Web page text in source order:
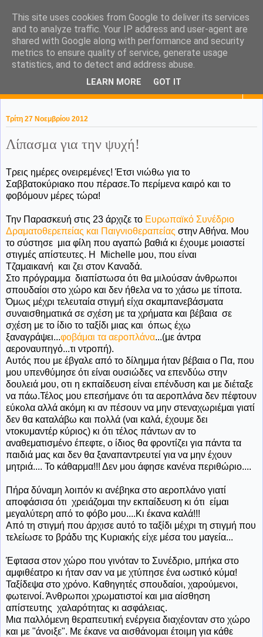
KaPa. Me without you...tea
without a biscuit!
Τρίτη 27 Νοεμβρίου 2012
Λίπασμα για την ψυχή!
Τρεις ημέρες ονειρεμένες! Έτσι νιώθω για το
Σαββατοκύριακο που πέρασε.Το περίμενα καιρό και το
φοβόμουν μέρες τώρα!
Την Παρασκευή στις 23 άρχιζε το Ευρωπαϊκό Συνέδριο
Δραματοθερεπείας και Παιγνιοθεραπείας στην Αθήνα. Μου
το σύστησε μια φίλη που αγαπώ βαθιά κι έχουμε μοιαστεί
στιγμές απίστευτες. Η Μichelle μου, που είναι
Τζαμαικανή και ζει στον Καναδά.
Στο πρόγραμμα διαπίστωσα ότι θα μιλούσαν άνθρωποι
σπουδαίοι στο χώρο και δεν ήθελα να το χάσω με τίποτα.
Όμως μέχρι τελευταία στιγμή είχα σκαμπανεβάσματα
συναισθηματικά σε σχέση με τα χρήματα και βέβαια σε
σχέση με το ίδιο το ταξίδι μιας και όπως έχω
ξαναγράψει...φοβάμαι τα αεροπλάνα...(με άντρα
αεροναυπηγό...τι ντροπή).
Αυτός που με έβγαλε από το δίλημμα ήταν βέβαια ο Πα, που
μου υπενθύμησε ότι είναι ουσιώδες να επενδύω στην
δουλειά μου, οτι η εκπαίδευση είναι επένδυση και με διέταξε
να πάω.Τέλος μου επεσήμανε ότι τα αεροπλάνα δεν πέφτουν
εύκολα αλλά ακόμη κι αν πέσουν να μην στεναχωριέμαι γιατί
δεν θα καταλάβω και πολλά (ναι καλά, έχουμε δει
ντοκυμαντέρ κύριος) κι ότι τέλος πάντων αν το
αναθεματισμένο έπεφτε, ο ίδιος θα φροντίζει για πάντα τα
παιδιά μας και δεν θα ξαναπαντρευτεί για να μην έχουν
μητριά.... Το κάθαρμα!!! Δεν μου άφησε κανένα περιθώριο....
Πήρα δύναμη λοιπόν κι ανέβηκα στο αεροπλάνο γιατί
αποφάσισα ότι χρειάζομαι την εκπαίδευση κι ότι είμαι
μεγαλύτερη από το φόβο μου....Κι έκανα καλά!!!
Από τη στιγμή που άρχισε αυτό το ταξίδι μέχρι τη στιγμή που
τελείωσε το βράδυ της Κυριακής είχε μέσα του μαγεία...
Έφτασα στον χώρο που γινόταν το Συνέδριο, μπήκα στο
αμφιθέατρο κι ήταν σαν να με χτύπησε ένα ωστικό κύμα!
Ταξίδεψα στο χρόνο. Καθηγητές σπουδαίοι, χαρούμενοι,
φωτεινοί. Άνθρωποι χρωματιστοί και μια αίσθηση
απίστευτης χαλαρότητας κι ασφάλειας.
Μια παλλόμενη θεραπευτική ενέργεια διαχέονταν στο χώρο
και με "άνοιξε". Με έκανε να αισθάνομαι έτοιμη για κάθε
This site uses cookies from Google to deliver its services
and to analyze traffic. Your IP address and user-agent are
shared with Google along with performance and security
metrics to ensure quality of service, generate usage
statistics, and to detect and address abuse.
LEARN MORE GOT IT